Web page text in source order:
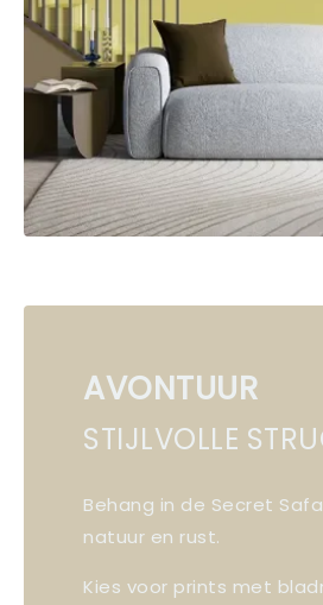
AVONTUUR
STIJLVOLLE
Behang in de Secret
natuur en rust.
Kies voor prints met